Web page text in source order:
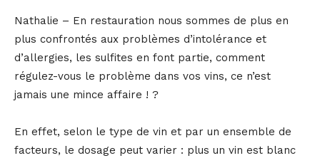
Nathalie – En restauration nous sommes de plus en
plus confrontés aux problèmes d’intolérance et
d’allergies, les sulfites en font partie, comment
régulez-vous le problème dans vos vins, ce n’est
jamais une mince affaire ! ?
En effet, selon le type de vin et par un ensemble de
facteurs, le dosage peut varier : plus un vin est blanc